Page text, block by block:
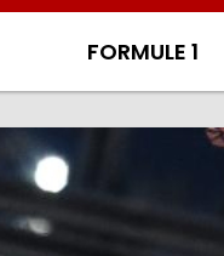
FORMULE 1